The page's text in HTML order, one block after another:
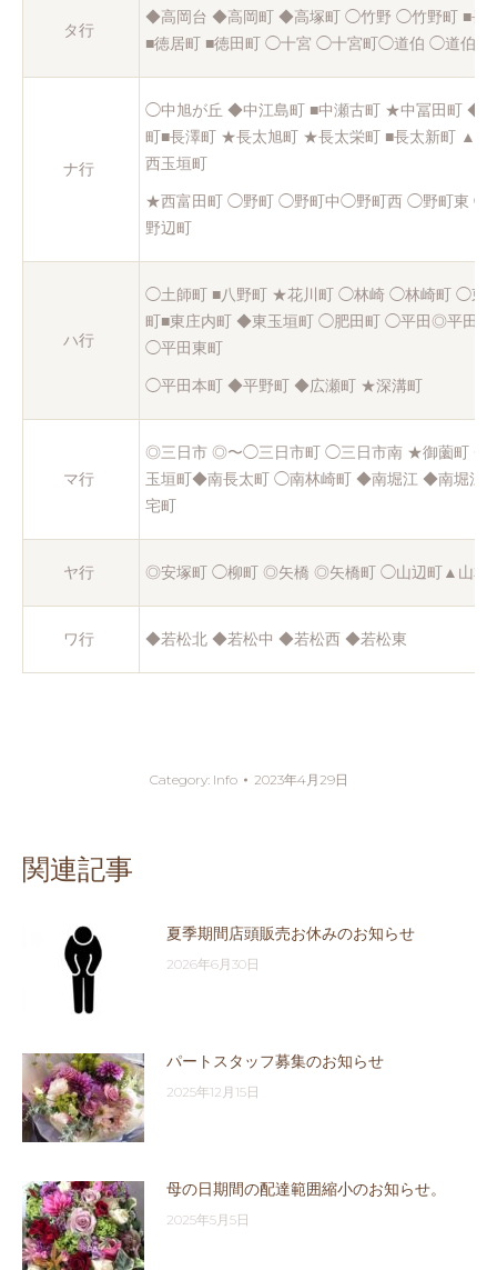
タ行
◆高岡台 ◆高岡町 ◆高塚町 ◯竹野 ◯竹野町 ■長
■徳居町 ■徳田町 ◯十宮 ◯十宮町◯道伯 ◯道伯町
ナ行
◯中旭が丘 ◆中江島町 ■中瀬古町 ★中冨田町 ◆
町■長澤町 ★長太旭町 ★長太栄町 ■長太新町 ▲
西玉垣町
★西富田町 ◯野町 ◯野町中◯野町西 ◯野町東 ◯
野辺町
ハ行
◯土師町 ■八野町 ★花川町 ◯林崎 ◯林崎町 ◯東
町■東庄内町 ◆東玉垣町 ◯肥田町 ◯平田◎平田
◯平田東町
◯平田本町 ◆平野町 ◆広瀬町 ★深溝町
マ行
◎三日市 ◎〜◯三日市町 ◯三日市南 ★御薗町 ◆
玉垣町◆南長太町 ◯南林崎町 ◆南堀江 ◆南堀江
宅町
ヤ行 ◎安塚町 ◯柳町 ◎矢橋 ◎矢橋町 ◯山辺町▲山本
ワ行 ◆若松北 ◆若松中 ◆若松西 ◆若松東
Category: Info 2023年4月29日
関連記事
夏季期間店頭販売お休みのお知らせ
2026年6月30日
パートスタッフ募集のお知らせ
2025年12月15日
母の日期間の配達範囲縮小のお知らせ。
2025年5月5日